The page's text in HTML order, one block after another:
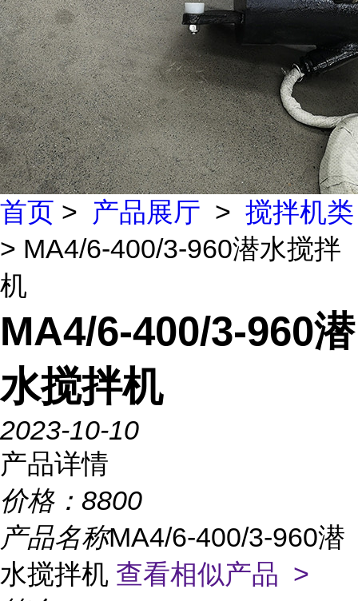
首页 > 产品展厅 > 搅拌机类
> MA4/6-400/3-960潜水搅拌
机
MA4/6-400/3-960潜
水搅拌机
2023-10-10
产品详情
价格： 8800
产品名称MA4/6-400/3-960潜
水搅拌机 查看相似产品 >